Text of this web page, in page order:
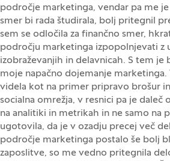
področje marketinga, vendar pa me
smer bi rada študirala, bolj pritegnil
sem se odločila za finančno smer,
področju marketinga izpopolnjevati z
izobraževanjih in delavnicah. S tem je
moje napačno dojemanje marketinga.
videla kot na primer pripravo brošur
socialna omrežja, v resnici pa je daleč
na analitiki in metrikah in ne samo na
ugotovila, da je v ozadju precej več
področje marketinga postalo še bolj
zaposlitve, so me vedno pritegnila